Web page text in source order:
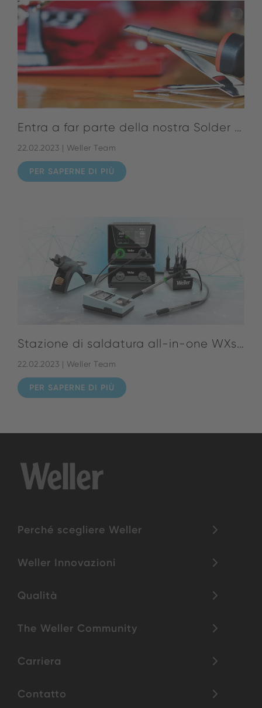
Entra a far parte della nostra Solder Squad
22.02.2023 | Weller Team
PER SAPERNE DI PIÙ
Stazione di saldatura all-in-one WXsmart
22.02.2023 | Weller Team
PER SAPERNE DI PIÙ
Perché scegliere Weller
Weller Innovazioni
Qualità
The Weller Community
Carriera
Contatto